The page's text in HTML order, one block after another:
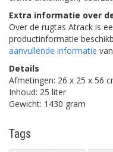
Extra informatie over
Over de rugtas Atrack is
productinformatie
aanvullende informatie
Details
Afmetingen: 26 x 25 x 56
Inhoud: 25 liter
Gewicht: 1430 gram
Tags